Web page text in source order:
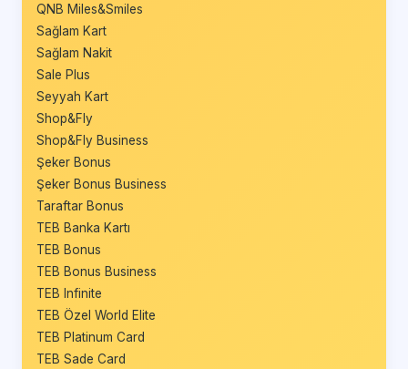
QNB Miles&Smiles
Sağlam Kart
Sağlam Nakit
Sale Plus
Seyyah Kart
Shop&Fly
Shop&Fly Business
Şeker Bonus
Şeker Bonus Business
Taraftar Bonus
TEB Banka Kartı
TEB Bonus
TEB Bonus Business
TEB Infinite
TEB Özel World Elite
TEB Platinum Card
TEB Sade Card